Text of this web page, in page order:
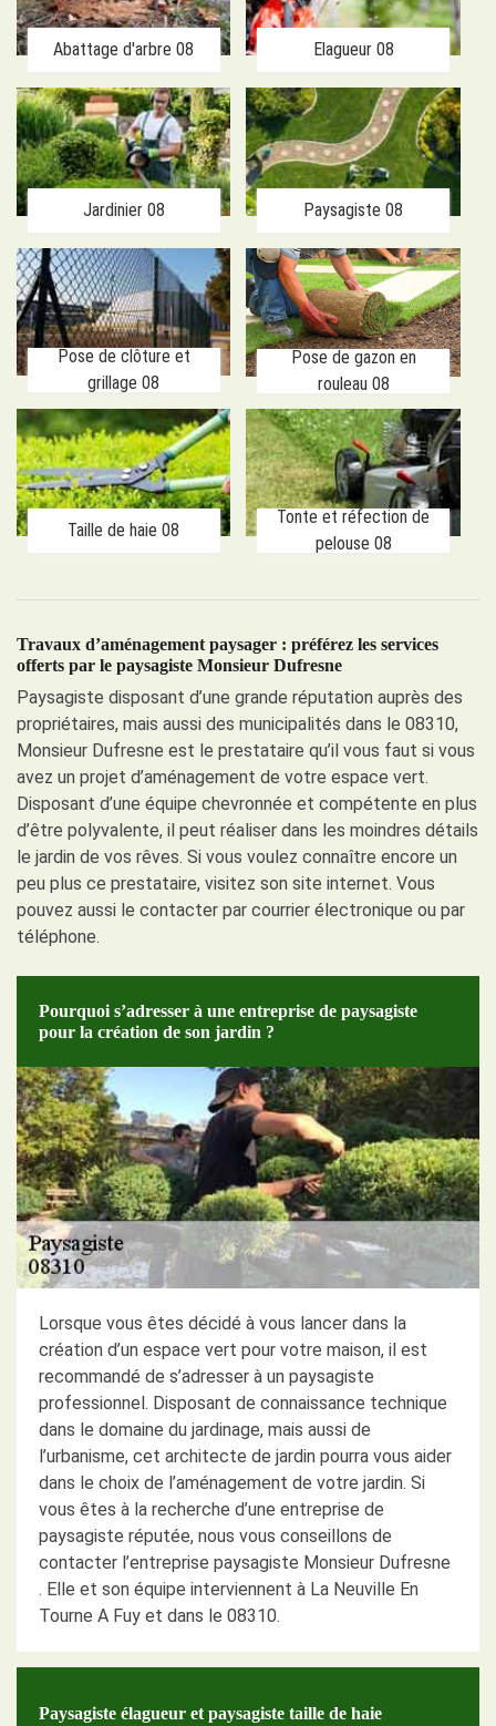
Abattage d'arbre 08 Elagueur 08
Jardinier 08 Paysagiste 08
Pose de clôture et
grillage 08
Pose de gazon en
rouleau 08
Taille de haie 08
Tonte et réfection de
pelouse 08
Travaux d’aménagement paysager : préférez les services
offerts par le paysagiste Monsieur Dufresne
Paysagiste disposant d’une grande réputation auprès des
propriétaires, mais aussi des municipalités dans le 08310,
Monsieur Dufresne est le prestataire qu’il vous faut si vous
avez un projet d’aménagement de votre espace vert.
Disposant d’une équipe chevronnée et compétente en plus
d’être polyvalente, il peut réaliser dans les moindres détails
le jardin de vos rêves. Si vous voulez connaître encore un
peu plus ce prestataire, visitez son site internet. Vous
pouvez aussi le contacter par courrier électronique ou par
téléphone.
Pourquoi s’adresser à une entreprise de paysagiste
pour la création de son jardin ?
Lorsque vous êtes décidé à vous lancer dans la
création d’un espace vert pour votre maison, il est
recommandé de s’adresser à un paysagiste
professionnel. Disposant de connaissance technique
dans le domaine du jardinage, mais aussi de
l’urbanisme, cet architecte de jardin pourra vous aider
dans le choix de l’aménagement de votre jardin. Si
vous êtes à la recherche d’une entreprise de
paysagiste réputée, nous vous conseillons de
contacter l’entreprise paysagiste Monsieur Dufresne
. Elle et son équipe interviennent à La Neuville En
Tourne A Fuy et dans le 08310.
Paysagiste élagueur et paysagiste taille de haie